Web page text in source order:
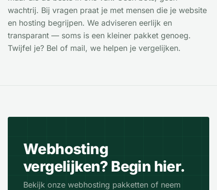
wachtrij. Bij vragen praat je met mensen die je website
en hosting begrijpen. We adviseren eerlijk en
transparant — soms is een kleiner pakket genoeg.
Twijfel je? Bel of mail, we helpen je vergelijken.
Webhosting
vergelijken? Begin hier.
Bekijk onze webhosting pakketten of neem